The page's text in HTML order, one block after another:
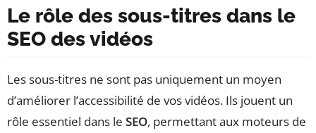
Le rôle des sous-titres dans le
SEO des vidéos
Les sous-titres ne sont pas uniquement un moyen
d’améliorer l’accessibilité de vos vidéos. Ils jouent un
rôle essentiel dans le SEO, permettant aux moteurs de